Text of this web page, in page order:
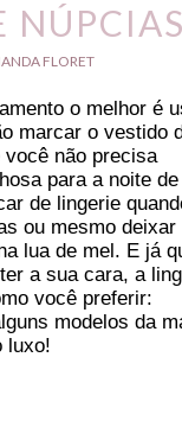
FLORET
o melhor é
marcar o vestido
não precisa
para a noite de
de lingerie
ou mesmo deixar
lua de mel. E já
a sua cara, a
você preferir:
modelos da
luxo!